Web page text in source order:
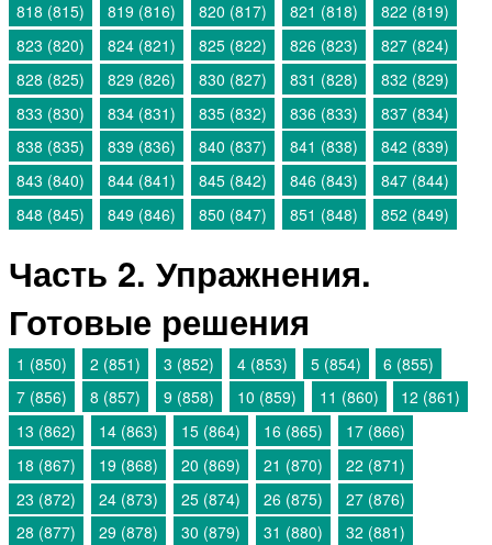
818 (815)
819 (816) 820 (817) 821 (818)
822 (819)
823 (820)
824 (821) 825 (822) 826 (823)
827 (824)
828 (825)
829 (826) 830 (827) 831 (828)
832 (829)
833 (830)
834 (831) 835 (832) 836 (833)
837 (834)
838 (835)
839 (836) 840 (837) 841 (838)
842 (839)
843 (840)
844 (841) 845 (842) 846 (843)
847 (844)
848 (845)
849 (846) 850 (847) 851 (848) 852 (849)
Часть 2. Упражнения.
Готовые решения
1 (850) 2 (851) 3 (852) 4 (853) 5 (854)
6 (855)
7 (856)
8 (857) 9 (858) 10 (859) 11 (860)
12 (861)
13 (862)
14 (863) 15 (864) 16 (865)
17 (866)
18 (867)
19 (868) 20 (869) 21 (870)
22 (871)
23 (872)
24 (873) 25 (874) 26 (875)
27 (876)
28 (877)
29 (878) 30 (879) 31 (880)
32 (881)